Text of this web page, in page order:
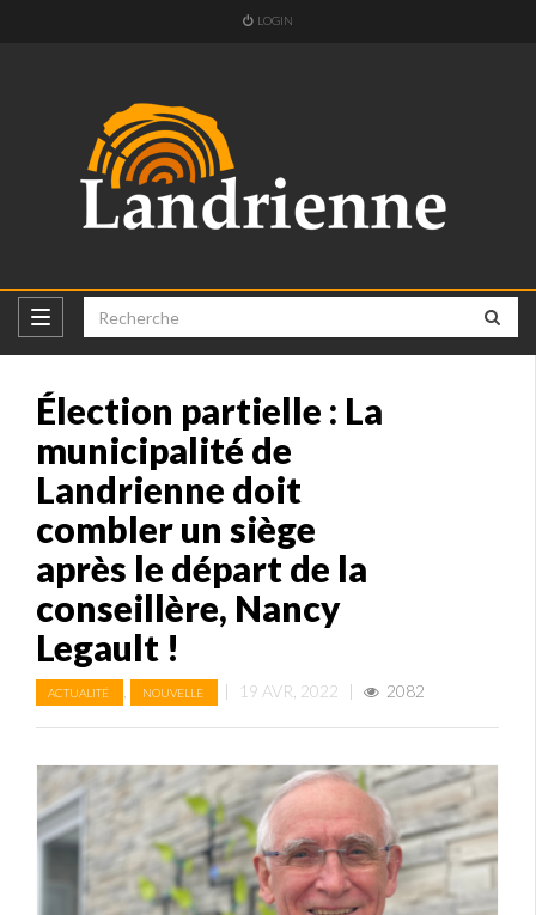
LOGIN
Élection partielle : La
municipalité de
Landrienne doit
combler un siège
après le départ de la
conseillère, Nancy
Legault !
ACTUALITÉ NOUVELLE | 19 AVR, 2022 | 2082